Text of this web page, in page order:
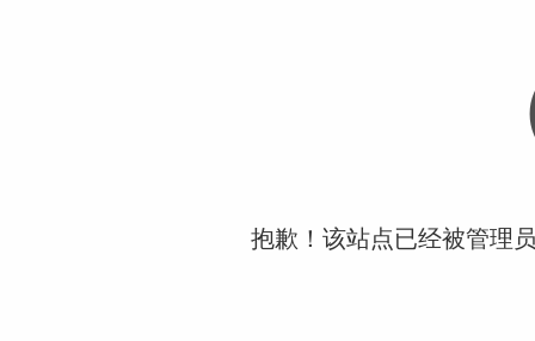
抱歉！该站点已经被管理